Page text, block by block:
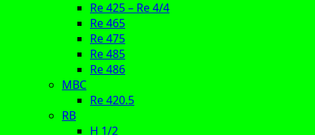
Re 425 – Re 4/4
Re 465
Re 475
Re 485
Re 486
MBC
Re 420.5
RB
H 1/2